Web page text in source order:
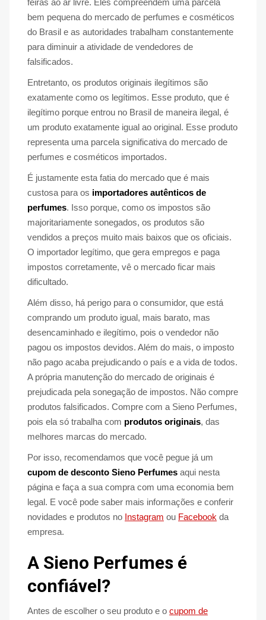
feiras ao ar livre. Eles compreendem uma parcela
bem pequena do mercado de perfumes e cosméticos
do Brasil e as autoridades trabalham constantemente
para diminuir a atividade de vendedores de
falsificados.
Entretanto, os produtos originais ilegítimos são
exatamente como os legítimos. Esse produto, que é
ilegítimo porque entrou no Brasil de maneira ilegal, é
um produto exatamente igual ao original. Esse produto
representa uma parcela significativa do mercado de
perfumes e cosméticos importados.
É justamente esta fatia do mercado que é mais
custosa para os importadores autênticos de
perfumes. Isso porque, como os impostos são
majoritariamente sonegados, os produtos são
vendidos a preços muito mais baixos que os oficiais.
O importador legítimo, que gera empregos e paga
impostos corretamente, vê o mercado ficar mais
dificultado.
Além disso, há perigo para o consumidor, que está
comprando um produto igual, mais barato, mas
desencaminhado e ilegítimo, pois o vendedor não
pagou os impostos devidos. Além do mais, o imposto
não pago acaba prejudicando o país e a vida de todos.
A própria manutenção do mercado de originais é
prejudicada pela sonegação de impostos. Não compre
produtos falsificados. Compre com a Sieno Perfumes,
pois ela só trabalha com produtos originais, das
melhores marcas do mercado.
Por isso, recomendamos que você pegue já um
cupom de desconto Sieno Perfumes aqui nesta
página e faça a sua compra com uma economia bem
legal. E você pode saber mais informações e conferir
novidades e produtos no Instagram ou Facebook da
empresa.
A Sieno Perfumes é
confiável?
Antes de escolher o seu produto e o cupom de